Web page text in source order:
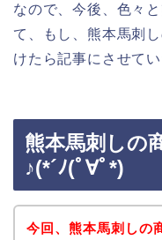
なので、今後、色々
て、もし、熊本馬刺
けたら記事にさせて
熊本馬刺しの
♪(*´ﾉ(ﾟ∀ﾟ*)
今回、熊本馬刺しの